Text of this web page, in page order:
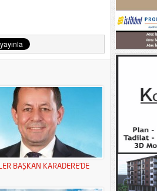
BAŞKAN KARADERE’DE